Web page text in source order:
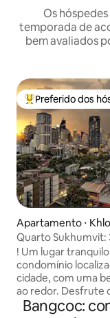
Os
temporada de
bem avaliados
Entre os melhores
Preferido dos
Apartamento ⋅
Quarto Sukhumvit:
Thonglor
! Um lugar
condomínio
cidade, com uma
ao redor. Desfrute
aconchegante,
Bangcoc: